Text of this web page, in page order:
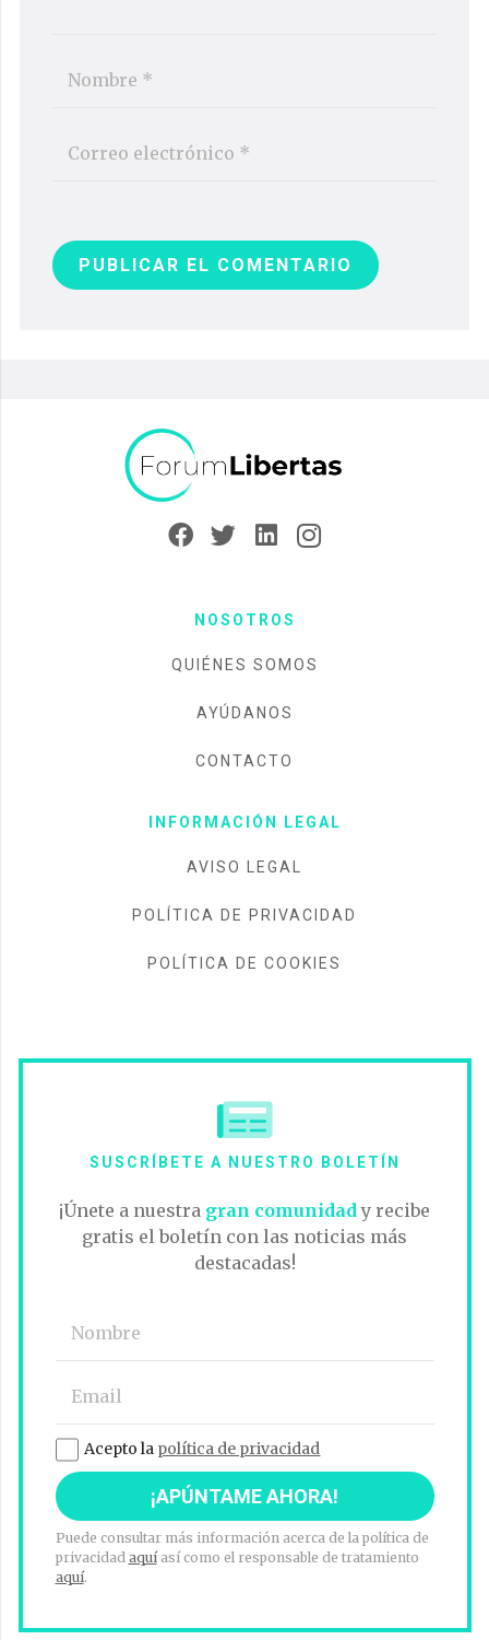
PUBLICAR EL COMENTARIO
NOSOTROS
QUIÉNES SOMOS
AYÚDANOS
CONTACTO
INFORMACIÓN LEGAL
AVISO LEGAL
POLÍTICA DE PRIVACIDAD
POLÍTICA DE COOKIES
SUSCRÍBETE A NUESTRO BOLETÍN
¡Únete a nuestra gran comunidady recibe
gratis el boletín con las noticias más
destacadas!
Acepto la política de privacidad
Puede consultar más información acerca de la política de
privacidad aquíasí como el responsable de tratamiento
aquí.